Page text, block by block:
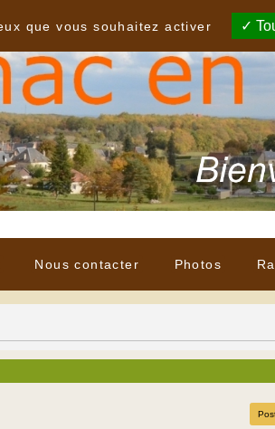
Nous contacter Photos
que vous souhaitez activer